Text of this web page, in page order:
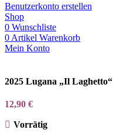
Benutzerkonto erstellen
Shop
0 Wunschliste
0 Artikel Warenkorb
Mein Konto
2025 Lugana „Il
12,90 €
Vorrätig